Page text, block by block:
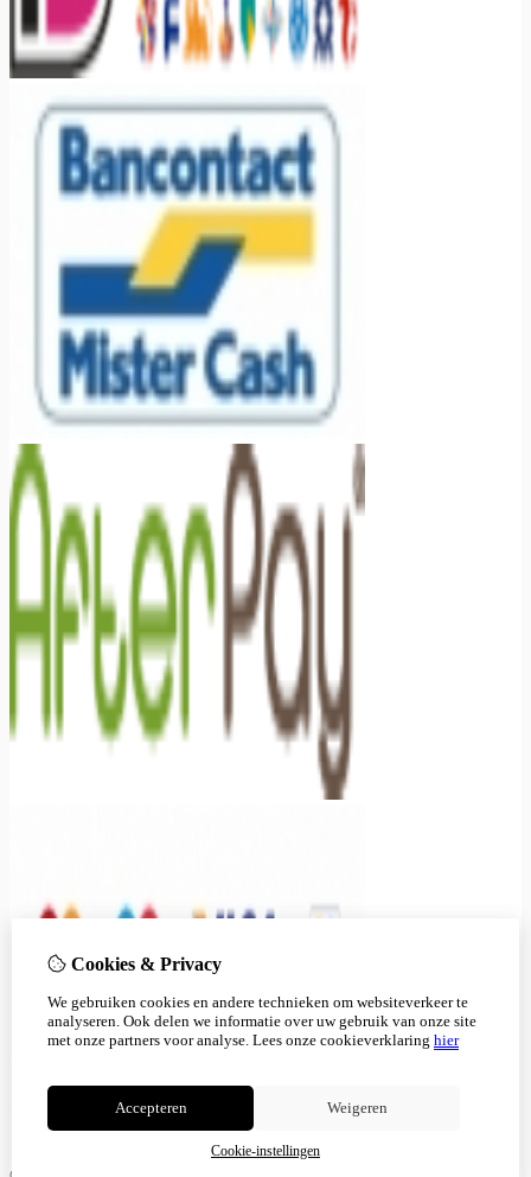
Cookies & Privacy
We gebruiken cookies en andere technieken om websiteverkeer te
analyseren. Ook delen we informatie over uw gebruik van onze site
met onze partners voor analyse. Lees onze cookieverklaring hier
Accepteren Weigeren
Cookie-instellingen